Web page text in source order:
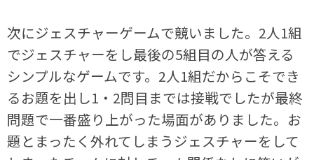
次にジェスチャーゲームで競いました。2人1組
でジェスチャーをし最後の5組目の人が答える
シンプルなゲームです。2人1組だからこそでき
るお題を出し1・2問目までは接戦でしたが最終
問題で一番盛り上がった場面がありました。お
題とまったく外れてしまうジェスチャーをして